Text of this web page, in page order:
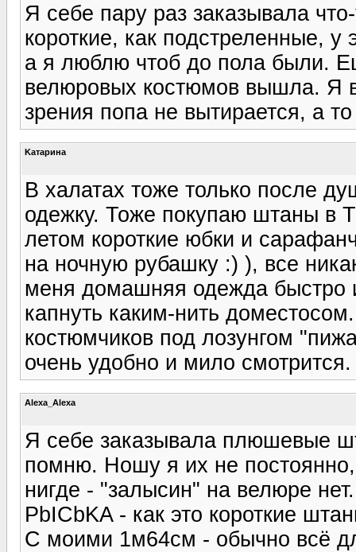
Я себе пару раз заказывала
короткие, как подстреленные,
а я люблю чтоб до пола были.
велюровых костюмов вышла. Я
зрения попа не вытирается, а
Kатарина
В халатах тоже только после
одежку. Тоже покупаю штаны в
летом короткие юбки и
на ночную рубашку :) ), все
меня домашняя одежда быстро
капнуть каким-нить
костюмчиков под лозунгом
очень удобно и мило смотрится.
Alexa_Alexa
Я себе заказывала плюшевые
помню. Ношу я их не постоянно,
нигде - "залысин" на велюре
PbICbKA - как это короткие
С моими 1м64см - обычно всё